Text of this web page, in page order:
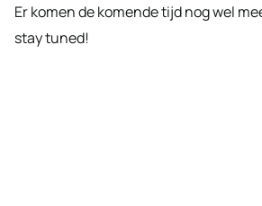
Er komen de komende tijd nog wel
stay tuned!